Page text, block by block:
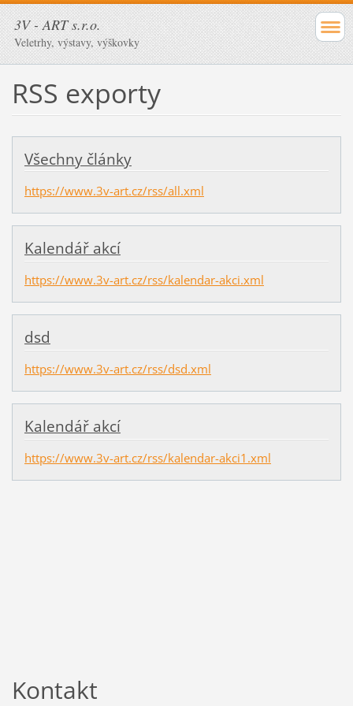
3V - ART s.r.o.
Veletrhy, výstavy, výškovky
RSS exporty
Všechny články
https://www.3v-art.cz/rss/all.xml
Kalendář akcí
https://www.3v-art.cz/rss/kalendar-akci.xml
dsd
https://www.3v-art.cz/rss/dsd.xml
Kalendář akcí
https://www.3v-art.cz/rss/kalendar-akci1.xml
Kontakt